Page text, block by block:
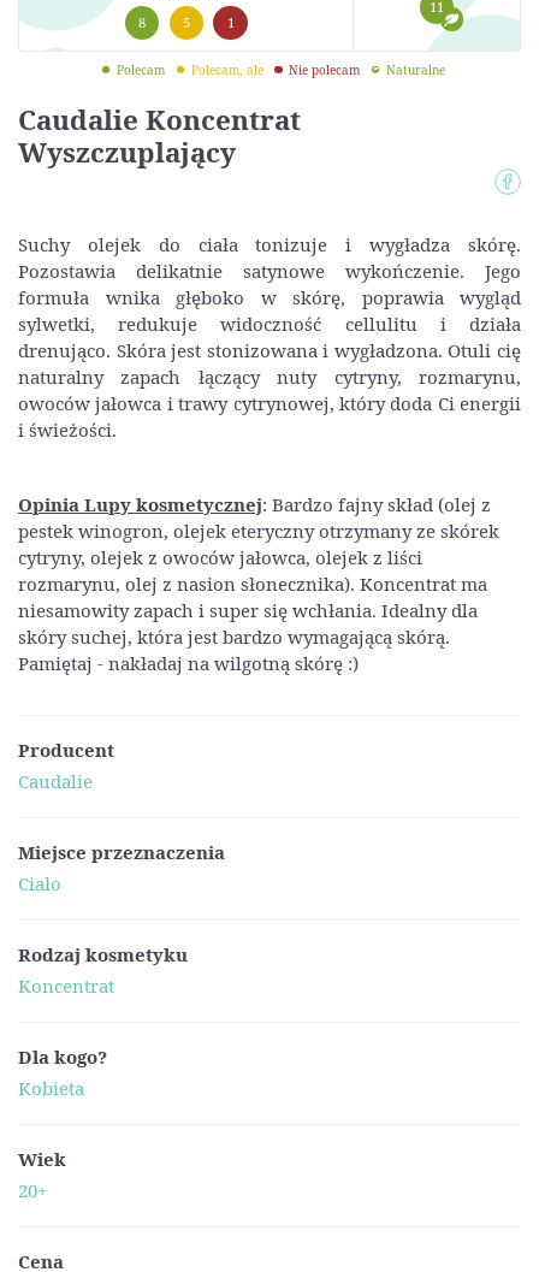
Caudalie Koncentrat
Wyszczuplający
8
5 1
11
Polecam Polecam, ale Nie polecam Naturalne
Suchy olejek do ciała tonizuje i wygładza skórę.
Pozostawia delikatnie satynowe wykończenie. Jego
formuła wnika głęboko w skórę, poprawia wygląd
sylwetki, redukuje widoczność cellulitu i działa
drenująco. Skóra jest stonizowana i wygładzona. Otuli cię
naturalny zapach łączący nuty cytryny, rozmarynu,
owoców jałowca i trawy cytrynowej, który doda Ci energii
i świeżości.
Opinia Lupy kosmetycznej: Bardzo fajny skład (olej z
pestek winogron, olejek eteryczny otrzymany ze skórek
cytryny, olejek z owoców jałowca, olejek z liści
rozmarynu, olej z nasion słonecznika). Koncentrat ma
niesamowity zapach i super się wchłania. Idealny dla
skóry suchej, która jest bardzo wymagającą skórą.
Pamiętaj - nakładaj na wilgotną skórę :)
Producent
Caudalie
Miejsce przeznaczenia
Ciało
Rodzaj kosmetyku
Koncentrat
Dla kogo?
Kobieta
Wiek
20+
Cena